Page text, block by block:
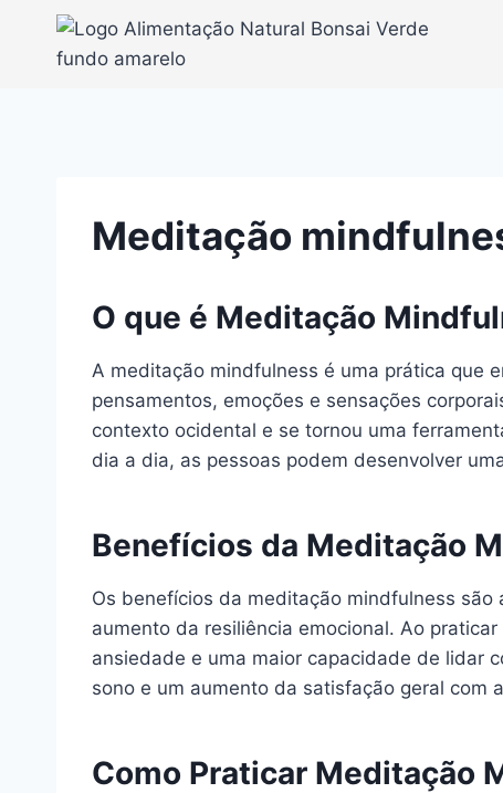
Meditação
O que é Meditação
A meditação mindfulness é uma prática que
pensamentos, emoções e sensações
contexto ocidental e se tornou uma
dia a dia, as pessoas podem desenvolver
Benefícios da Meditação
Os benefícios da meditação mindfulness
aumento da resiliência emocional. Ao
ansiedade e uma maior capacidade de lidar
sono e um aumento da satisfação geral com
Como Praticar Meditação